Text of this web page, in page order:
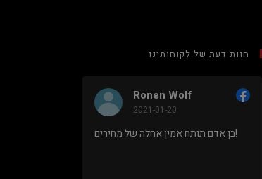
חוות דעת של לקוחותינו
Ronen Wolf
2021-01-20
בן אדם תותח אמין אחלה של מחירים!
מחיר נמוך והוגן למעבד 5900X בלי